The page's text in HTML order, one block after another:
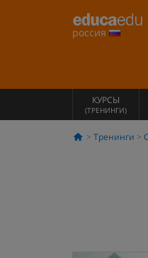
россия
КУРСЫ
(ТРЕНИНГИ)
Тренинги